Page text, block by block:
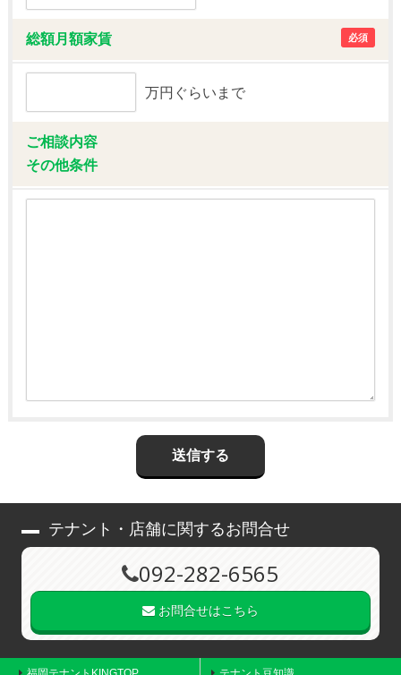
総額月額家賃 必須
万円ぐらいまで
ご相談内容
その他条件
テナント・店舗に関するお問合せ
092-282-6565
お問合せはこちら